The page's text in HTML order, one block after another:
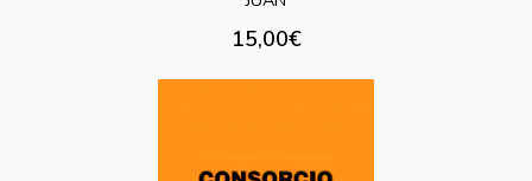
15,00€